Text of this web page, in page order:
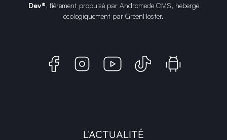
Dev®, fièrement propulsé par Andromede CMS, hébergé
écologiquement par GreenHoster.
L'ACTUALITÉ